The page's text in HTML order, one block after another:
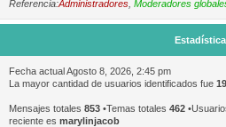
Referencia:Administradores Moderadores
Fecha actual Agosto 8, 2026, 2:45 pm
La mayor cantidad de usuarios identificados fue
Mensajes totales 853 •Temas totales 462
reciente es marylinjacob